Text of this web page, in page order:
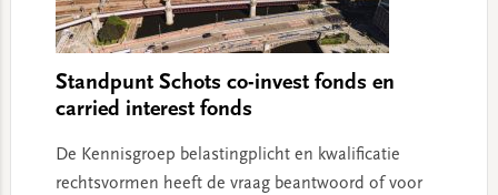
Standpunt Schots co-invest fonds en
carried interest fonds
De Kennisgroep belastingplicht en kwalificatie
rechtsvormen heeft de vraag beantwoord of voor